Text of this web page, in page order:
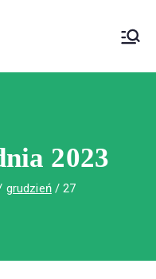
Specjalistyczny im.
Górze
2023
grudzień 27